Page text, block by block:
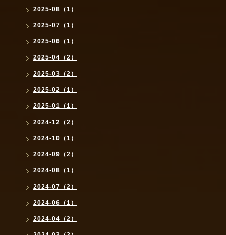
2025-08（1）
2025-07（1）
2025-06（1）
2025-04（2）
2025-03（2）
2025-02（1）
2025-01（1）
2024-12（2）
2024-10（1）
2024-09（2）
2024-08（1）
2024-07（2）
2024-06（1）
2024-04（2）